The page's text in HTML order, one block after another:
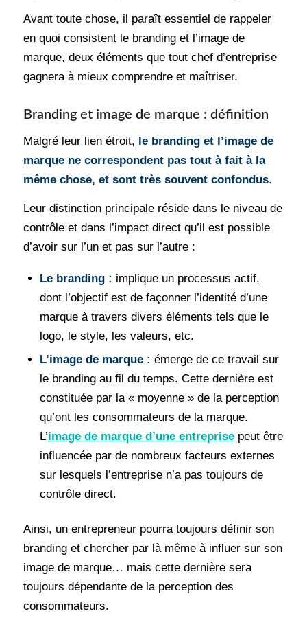
Avant toute chose, il paraît essentiel de rappeler
en quoi consistent le branding et l’image de
marque, deux éléments que tout chef d’entreprise
gagnera à mieux comprendre et maîtriser.
Branding et image de marque : définition
Malgré leur lien étroit, le branding et l’image de
marque ne correspondent pas tout à fait à la
même chose, et sont très souvent confondus.
Leur distinction principale réside dans le niveau de
contrôle et dans l’impact direct qu’il est possible
d’avoir sur l’un et pas sur l’autre :
Le branding : implique un processus actif,
dont l’objectif est de façonner l’identité d’une
marque à travers divers éléments tels que le
logo, le style, les valeurs, etc.
L’image de marque : émerge de ce travail sur
le branding au fil du temps. Cette dernière est
constituée par la « moyenne » de la perception
qu’ont les consommateurs de la marque.
L’image de marque d’une entreprisepeut être
influencée par de nombreux facteurs externes
sur lesquels l’entreprise n’a pas toujours de
contrôle direct.
Ainsi, un entrepreneur pourra toujours définir son
branding et chercher par là même à influer sur son
image de marque… mais cette dernière sera
toujours dépendante de la perception des
consommateurs.